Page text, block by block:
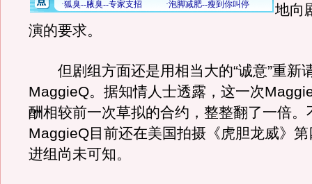
地向
演的要求。
但剧组方面还是用相当大的“诚意”重新
MaggieQ。据知情人士透露，这一次
酬相较前一次草拟的合约，整整翻了一倍。
MaggieQ目前还在美国拍摄《虎胆龙威》
进组尚未可知。